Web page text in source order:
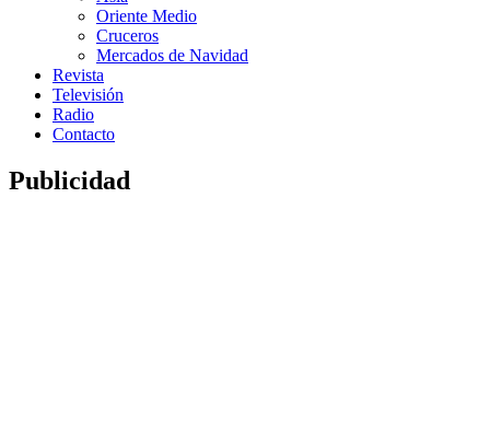
Oriente Medio
Cruceros
Mercados de Navidad
Revista
Televisión
Radio
Contacto
Publicidad